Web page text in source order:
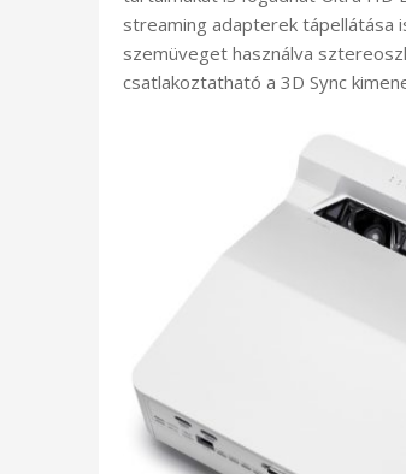
streaming adapterek tápellátása
szemüveget használva
csatlakoztatható a 3D Sync